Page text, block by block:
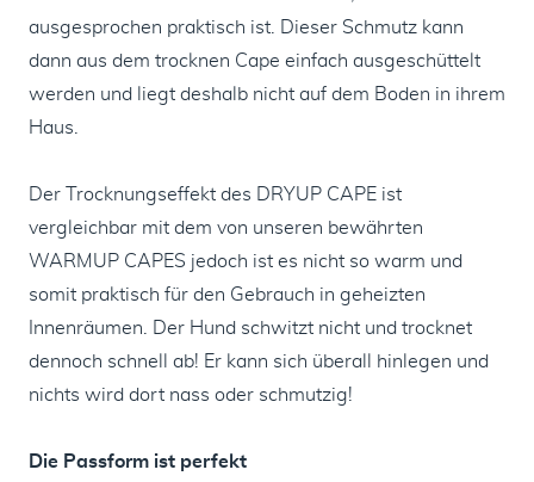
ausgesprochen praktisch ist. Dieser Schmutz kann
dann aus dem trocknen Cape einfach ausgeschüttelt
werden und liegt deshalb nicht auf dem Boden in ihrem
Haus.
Der Trocknungseffekt des DRYUP CAPE ist
vergleichbar mit dem von unseren bewährten
WARMUP CAPES jedoch ist es nicht so warm und
somit praktisch für den Gebrauch in geheizten
Innenräumen. Der Hund schwitzt nicht und trocknet
dennoch schnell ab! Er kann sich überall hinlegen und
nichts wird dort nass oder schmutzig!
Die Passform ist perfekt